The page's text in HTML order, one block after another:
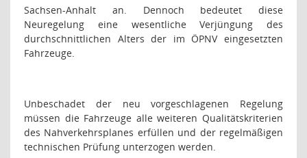
Sachsen-Anhalt an. Dennoch bedeutet diese
Neuregelung eine wesentliche Verjüngung des
durchschnittlichen Alters der im ÖPNV eingesetzten
Fahrzeuge.
Unbeschadet der neu vorgeschlagenen Regelung
müssen die Fahrzeuge alle weiteren Qualitätskriterien
des Nahverkehrsplanes erfüllen und der regelmäßigen
technischen Prüfung unterzogen werden.